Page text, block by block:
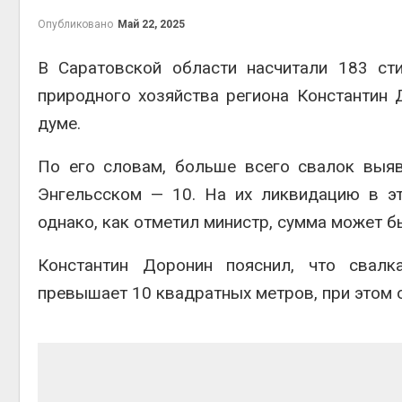
Опубликовано Май 22, 2025
В Саратовской области насчитали 183
природного хозяйства региона
думе.
По его словам, больше всего свалок
Энгельсском — 10. На их ликвидацию в
однако, как отметил министр, сумма может
Константин Доронин пояснил, что
превышает 10 квадратных метров, при этом
Авг 6, 2026
Изменение климата
по всему миру
стоимость установки
бизнеса
Авг 6, 2026
летие трёхдневным
фестивалем